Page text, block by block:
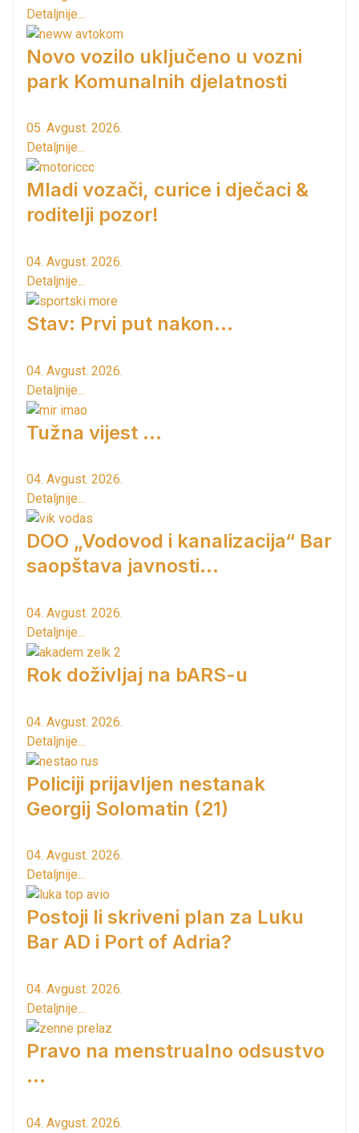
Detaljnije...
Novo vozilo uključeno u vozni
park Komunalnih djelatnosti
05. Avgust. 2026.
Detaljnije...
Mladi vozači, curice i dječaci &
roditelji pozor!
04. Avgust. 2026.
Detaljnije...
Stav: Prvi put nakon…
04. Avgust. 2026.
Detaljnije...
Tužna vijest ...
04. Avgust. 2026.
Detaljnije...
DOO „Vodovod i kanalizacija“ Bar
saopštava javnosti...
04. Avgust. 2026.
Detaljnije...
Rok doživljaj na bARS-u
04. Avgust. 2026.
Detaljnije...
Policiji prijavljen nestanak
Georgij Solomatin (21)
04. Avgust. 2026.
Detaljnije...
Postoji li skriveni plan za Luku
Bar AD i Port of Adria?
04. Avgust. 2026.
Detaljnije...
Pravo na menstrualno odsustvo
...
04. Avgust. 2026.